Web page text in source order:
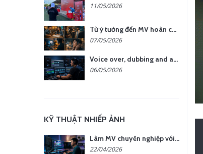
11/05/2026
Từ ý tưởng đến MV hoàn chỉnh: giải pháp trọn gói tại YCN Media
07/05/2026
Voice over, dubbing and audio production services in Vietnam for global content
06/05/2026
KỸ THUẬT NHIẾP ẢNH
Làm MV chuyên nghiệp với chi phí tối ưu: nên chọn quay thực tế hay video AI?
22/04/2026